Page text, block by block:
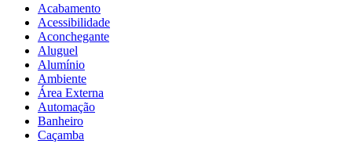
Acabamento
Acessibilidade
Aconchegante
Aluguel
Alumínio
Ambiente
Área Externa
Automação
Banheiro
Caçamba